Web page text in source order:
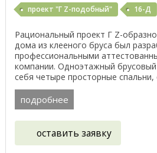
проект "Г Z-подобный" 16-Д
Рациональный проект Г Z-
дома из клееного бруса был
профессиональными
компании. Одноэтажный
себя четыре просторные
просторную кухню ...
подробнее
оставить заявку